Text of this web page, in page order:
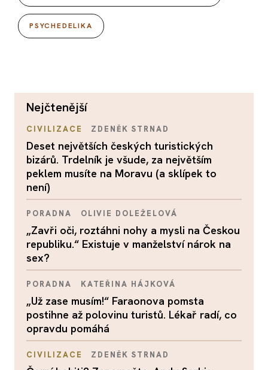
PSYCHEDELIKA
nejčtenější
CIVILIZACE ZDENĚK STRNAD
Deset největších českých turistických
bizárů. Trdelník je všude, za největším
peklem musíte na Moravu (a sklípek to
není)
PORADNA OLIVIE DOLEŽELOVÁ
„Zavři oči, roztáhni nohy a mysli na Českou
republiku.“ Existuje v manželství nárok na
sex?
PORADNA KATEŘINA HÁJKOVÁ
„Už zase musím!“ Faraonova pomsta
postihne až polovinu turistů. Lékař radí, co
opravdu pomáhá
CIVILIZACE ZDENĚK STRNAD